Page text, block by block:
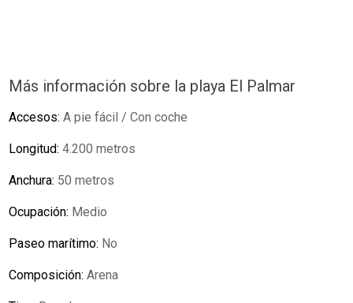
Más información sobre la playa El Palmar
Accesos:A pie fácil / Con coche
Longitud:4.200 metros
Anchura: 50 metros
Ocupación: Medio
Paseo marítimo: No
Composición:Arena